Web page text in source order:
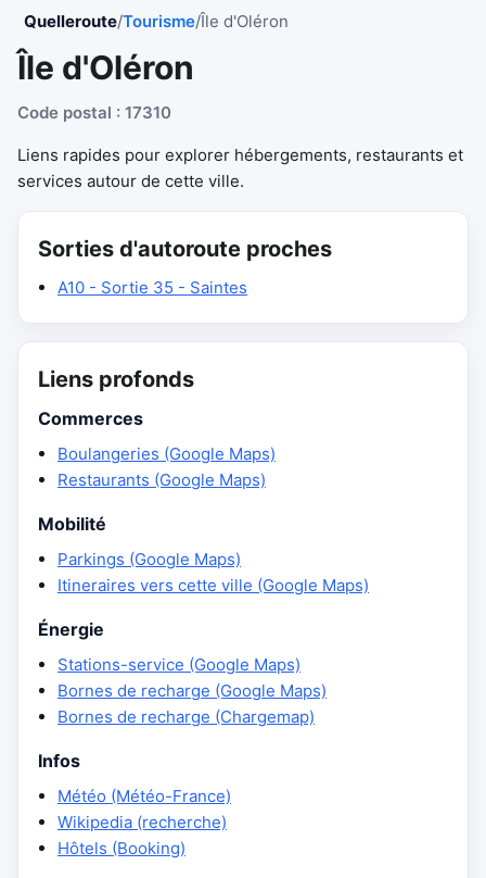
Quelleroute/Tourisme/Île d'Oléron
Île d'Oléron
Code postal : 17310
Liens rapides pour explorer hébergements, restaurants et
services autour de cette ville.
Sorties d'autoroute proches
A10 - Sortie 35 - Saintes
Liens profonds
Commerces
Boulangeries (Google Maps)
Restaurants (Google Maps)
Mobilité
Parkings (Google Maps)
Itineraires vers cette ville (Google Maps)
Énergie
Stations-service (Google Maps)
Bornes de recharge (Google Maps)
Bornes de recharge (Chargemap)
Infos
Météo (Météo-France)
Wikipedia (recherche)
Hôtels (Booking)